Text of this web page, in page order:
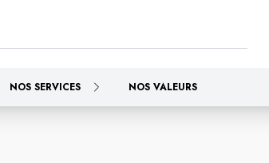
NOS SERVICES NOS VALEURS